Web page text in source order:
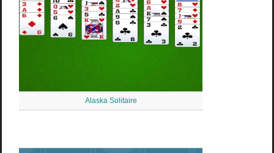
Alaska Solitaire